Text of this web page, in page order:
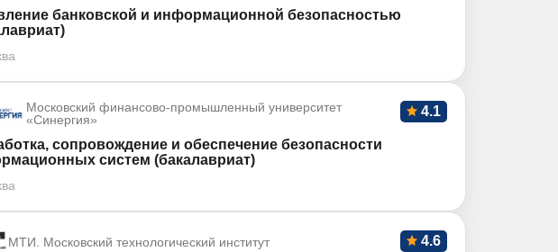
банковской и информационной безопасностью
Московский финансово-промышленный университет
«Синергия»
4.1
сопровождение и обеспечение безопасности
систем (бакалавриат)
МТИ. Московский технологический институт 4.6